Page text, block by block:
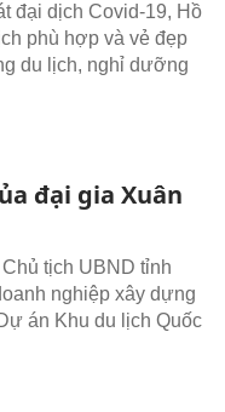
đại dịch Covid-19, Hồ
phù hợp và vẻ đẹp
du lịch, nghỉ dưỡng
đại gia Xuân
tịch UBND tỉnh
nghiệp xây dựng
án Khu du lịch Quốc